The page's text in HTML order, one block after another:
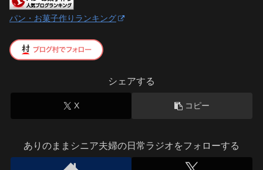
パン・お菓子作りランキング
シェアする
X コピー
ありのままシニア夫婦の日常ラジオをフォローする